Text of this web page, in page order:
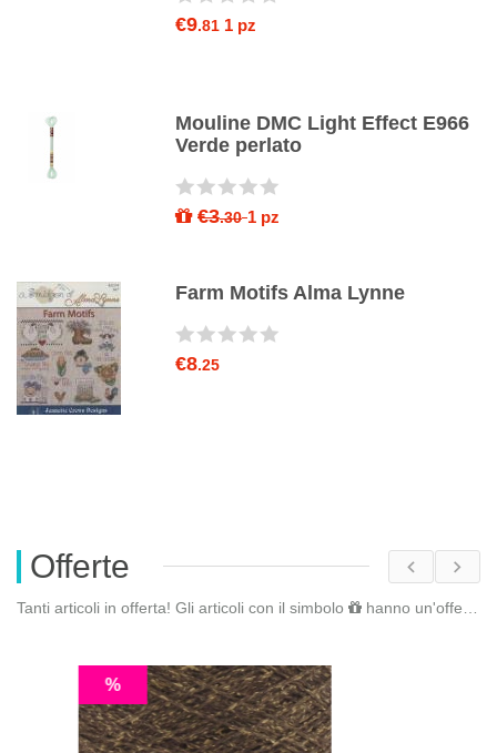
€9.81 1 pz
Mouline DMC Light Effect E966
Verde perlato
€3.30 1 pz
Farm Motifs Alma Lynne
€8.25
Offerte
Tanti articoli in offerta! Gli articoli con il simbolo hanno un'offerta riservata. Fai il
%